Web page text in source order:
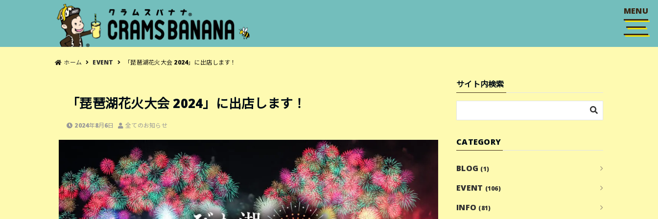
MENU
ホーム EVENT 「琵琶湖花火大会 2024」に出店します！
「琵琶湖花火大会 2024」に出店します！
2024年8月6日 全てのお知らせ
サイト内検索
CATEGORY
BLOG (1)
EVENT (106)
INFO (81)